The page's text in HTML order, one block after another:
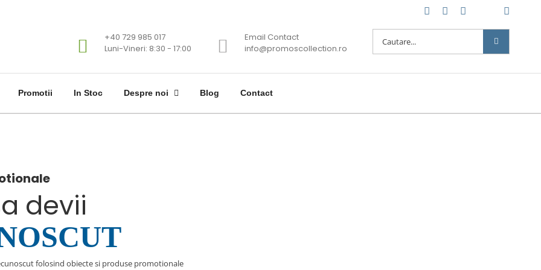
WhatsAppFacebookTwitter
+40 729 985 017
Luni-Vineri: 8:30 - 17:00
Email Contact
info@promoscollection.ro
Promotii In Stoc Despre noi Blog Contact
devii
folosind obiecte si produse promotionale